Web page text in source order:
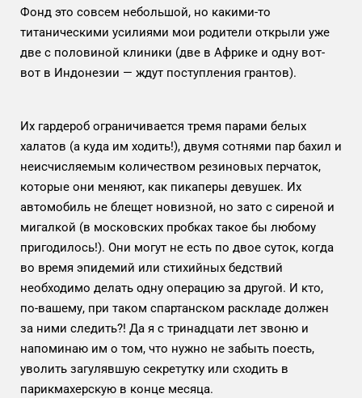
Фонд это совсем небольшой, но какими-то
титаническими усилиями мои родители открыли уже
две с половиной клиники (две в Африке и одну вот-
вот в Индонезии — ждут поступления грантов).
Их гардероб ограничивается тремя парами белых
халатов (а куда им ходить!), двумя сотнями пар бахил и
неисчисляемым количеством резиновых перчаток,
которые они меняют, как пикаперы девушек. Их
автомобиль не блещет новизной, но зато с сиреной и
мигалкой (в московских пробках такое бы любому
пригодилось!). Они могут не есть по двое суток, когда
во время эпидемий или стихийных бедствий
необходимо делать одну операцию за другой. И кто,
по-вашему, при таком спартанском раскладе должен
за ними следить?! Да я с тринадцати лет звоню и
напоминаю им о том, что нужно не забыть поесть,
уволить загулявшую секретутку или сходить в
парикмахерскую в конце месяца.